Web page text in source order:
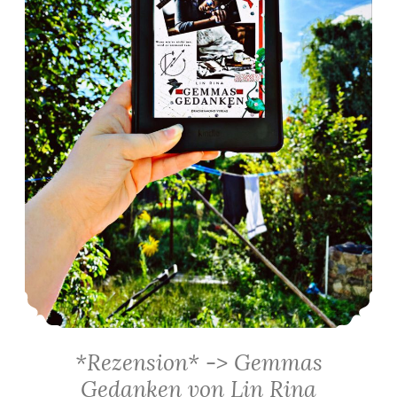
*Rezension* -> Gemmas
Gedanken von Lin Rina